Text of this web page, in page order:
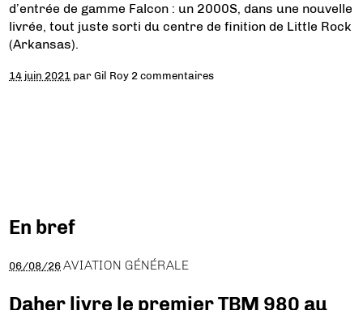
d’entrée de gamme Falcon : un 2000S, dans une nouvelle
livrée, tout juste sorti du centre de finition de Little Rock
(Arkansas).
14 juin 2021 parGil Roy 2 commentaires
En bref
06/08/26 AVIATION GÉNÉRALE
Daher livre le premier TBM 980 au